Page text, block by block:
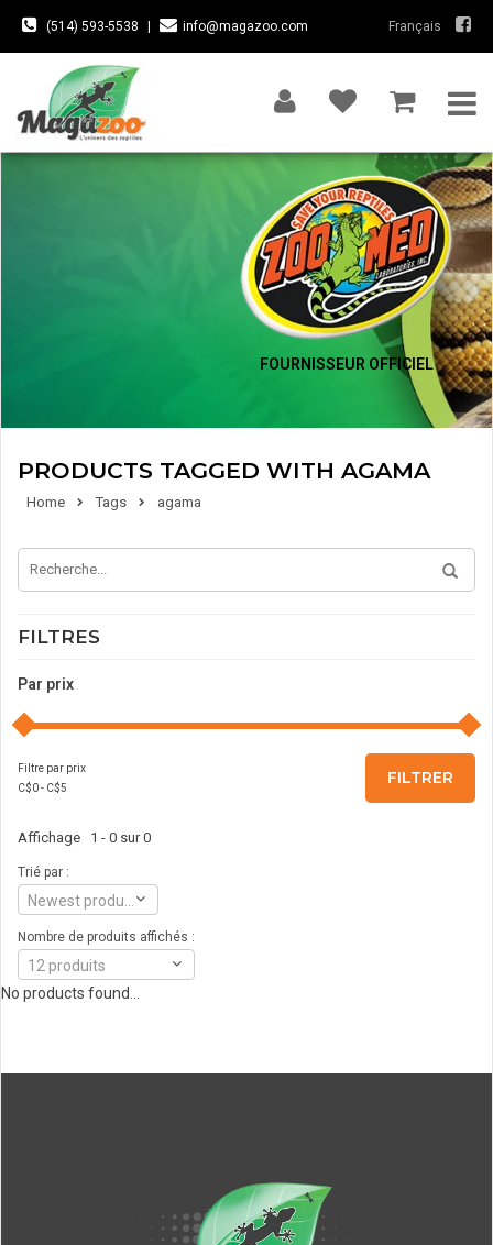
(514) 593-5538 info@magazoo.com Français
FOURNISSEUR OFFICIEL
PRODUCTS TAGGED WITH AGAMA
Home Tags agama
FILTRES
Par prix
Filtre par prix
C$0- C$5
FILTRER
Affichage 1 - 0 sur 0
Trié par :
Nombre de produits affichés :
12 produits
No products found...